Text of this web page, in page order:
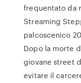
frequentato da
Streaming
palcoscenico
Dopo la morte
giovane street
evitare il